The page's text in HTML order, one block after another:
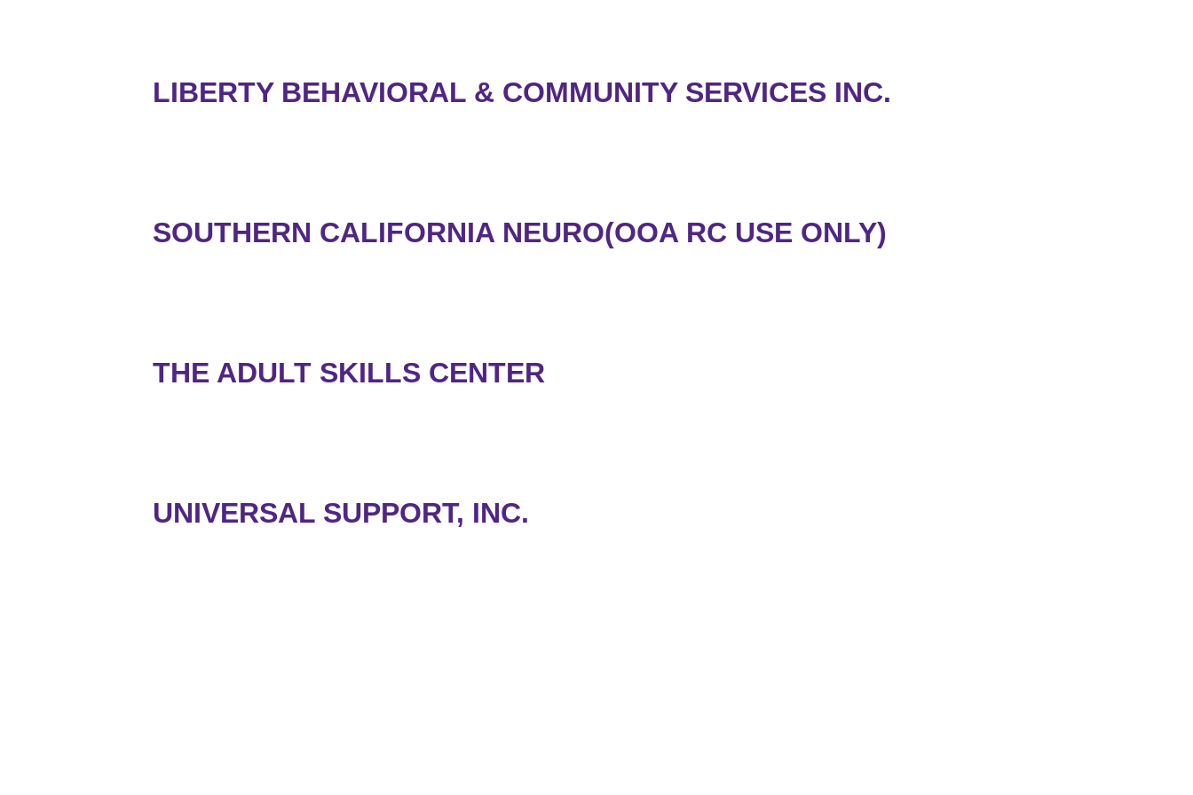
LIBERTY BEHAVIORAL & COMMUNITY SERVICES INC.
SOUTHERN CALIFORNIA NEURO(OOA RC USE ONLY)
THE ADULT SKILLS CENTER
UNIVERSAL SUPPORT, INC.